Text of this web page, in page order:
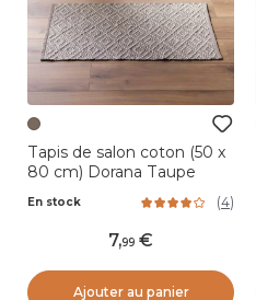
Tapis de salon coton (50 x
80 cm) Dorana Taupe
En stock (4)
7,99
Ajouter au panier